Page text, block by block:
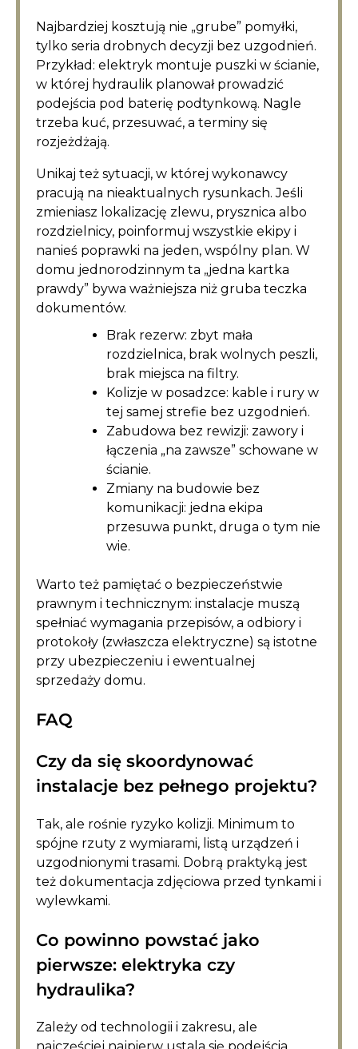
Najbardziej kosztują nie „grube” pomyłki,
tylko seria drobnych decyzji bez uzgodnień.
Przykład: elektryk montuje puszki w ścianie,
w której hydraulik planował prowadzić
podejścia pod baterię podtynkową. Nagle
trzeba kuć, przesuwać, a terminy się
rozjeżdżają.
Unikaj też sytuacji, w której wykonawcy
pracują na nieaktualnych rysunkach. Jeśli
zmieniasz lokalizację zlewu, prysznica albo
rozdzielnicy, poinformuj wszystkie ekipy i
nanieś poprawki na jeden, wspólny plan. W
domu jednorodzinnym ta „jedna kartka
prawdy” bywa ważniejsza niż gruba teczka
dokumentów.
Brak rezerw: zbyt mała
rozdzielnica, brak wolnych peszli,
brak miejsca na filtry.
Kolizje w posadzce: kable i rury w
tej samej strefie bez uzgodnień.
Zabudowa bez rewizji: zawory i
łączenia „na zawsze” schowane w
ścianie.
Zmiany na budowie bez
komunikacji: jedna ekipa
przesuwa punkt, druga o tym nie
wie.
Warto też pamiętać o bezpieczeństwie
prawnym i technicznym: instalacje muszą
spełniać wymagania przepisów, a odbiory i
protokoły (zwłaszcza elektryczne) są istotne
przy ubezpieczeniu i ewentualnej
sprzedaży domu.
FAQ
Czy da się skoordynować
instalacje bez pełnego projektu?
Tak, ale rośnie ryzyko kolizji. Minimum to
spójne rzuty z wymiarami, listą urządzeń i
uzgodnionymi trasami. Dobrą praktyką jest
też dokumentacja zdjęciowa przed tynkami i
wylewkami.
Co powinno powstać jako
pierwsze: elektryka czy
hydraulika?
Zależy od technologii i zakresu, ale